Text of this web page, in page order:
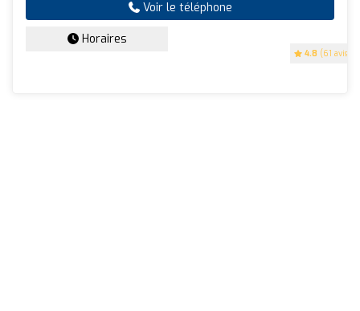
4.8 (61 avis)
Voir le téléphone
Horaires